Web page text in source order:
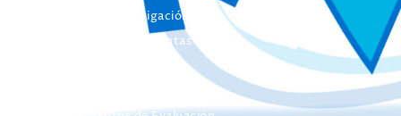
Colección Investigación
Colección Herramientas